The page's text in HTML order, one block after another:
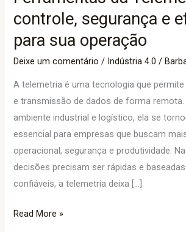
controle, segurança e
para sua operação
Deixe um comentário / Indústria 4.0 /
A telemetria é uma tecnologia que
e transmissão de dados de forma remota.
ambiente industrial e logístico, ela se
essencial para empresas que buscam
operacional, segurança e produtividade.
decisões precisam ser rápidas e
confiáveis, a telemetria deixa […]
mais
segurança
e
eficiência
para
sua
operação
Read More »